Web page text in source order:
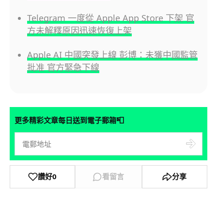
Telegram 一度從 Apple App Store 下架 官
方未解釋原因迅速恢復上架
Apple AI 中國突發上線 彭博：未獲中國監管
批准 官方緊急下線
更多精彩文章每日送到電子郵箱📮
讚好0 看留言 分享